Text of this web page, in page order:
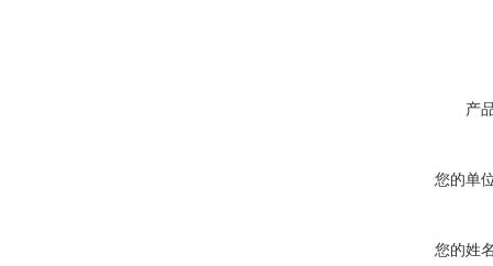
产
您的单
您的姓